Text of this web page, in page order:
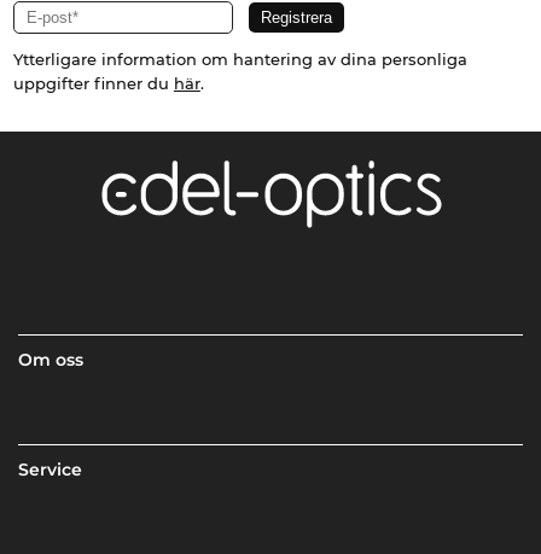
Ytterligare information om hantering av dina personliga
uppgifter finner du här.
Om oss
Service